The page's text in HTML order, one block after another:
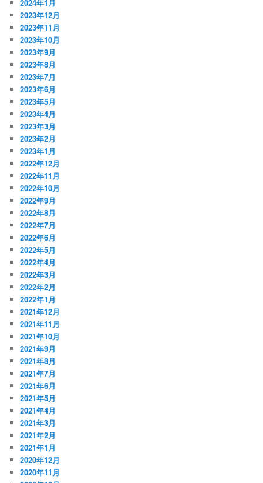
2024年1月
2023年12月
2023年11月
2023年10月
2023年9月
2023年8月
2023年7月
2023年6月
2023年5月
2023年4月
2023年3月
2023年2月
2023年1月
2022年12月
2022年11月
2022年10月
2022年9月
2022年8月
2022年7月
2022年6月
2022年5月
2022年4月
2022年3月
2022年2月
2022年1月
2021年12月
2021年11月
2021年10月
2021年9月
2021年8月
2021年7月
2021年6月
2021年5月
2021年4月
2021年3月
2021年2月
2021年1月
2020年12月
2020年11月